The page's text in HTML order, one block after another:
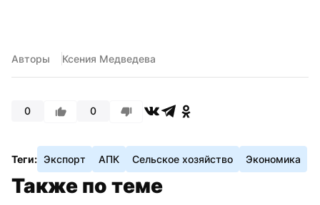
Авторы Ксения Медведева
0 0
Теги: Экспорт АПК Сельское хозяйство Экономика
Также по теме